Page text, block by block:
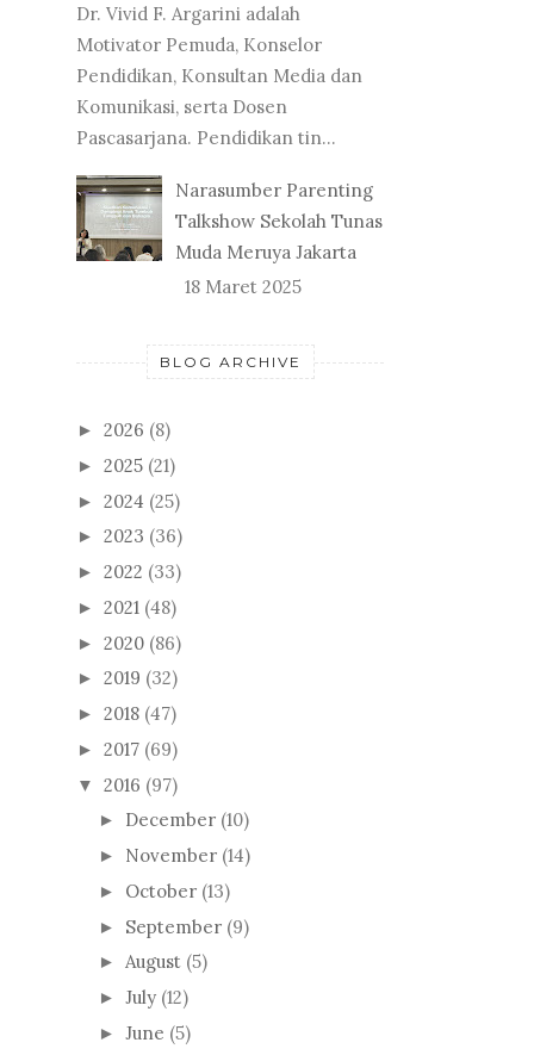
Dr. Vivid F. Argarini adalah
Motivator Pemuda, Konselor
Pendidikan, Konsultan Media dan
Komunikasi, serta Dosen
Pascasarjana. Pendidikan tin...
Narasumber Parenting
Talkshow Sekolah Tunas
Muda Meruya Jakarta
18 Maret 2025
BLOG ARCHIVE
► 2026 (8)
► 2025 (21)
► 2024 (25)
► 2023 (36)
► 2022 (33)
► 2021 (48)
► 2020 (86)
► 2019 (32)
► 2018 (47)
► 2017 (69)
▼ 2016 (97)
► December (10)
► November (14)
► October (13)
► September (9)
► August (5)
► July (12)
► June (5)